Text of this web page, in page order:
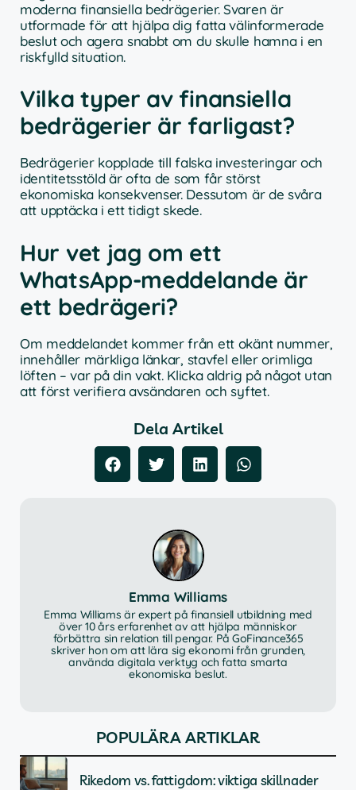
moderna finansiella bedrägerier. Svaren är
utformade för att hjälpa dig fatta välinformerade
beslut och agera snabbt om du skulle hamna i en
riskfylld situation.
Vilka typer av finansiella
bedrägerier är farligast?
Bedrägerier kopplade till falska investeringar och
identitetsstöld är ofta de som får störst
ekonomiska konsekvenser. Dessutom är de svåra
att upptäcka i ett tidigt skede.
Hur vet jag om ett
WhatsApp-meddelande är
ett bedrägeri?
Om meddelandet kommer från ett okänt nummer,
innehåller märkliga länkar, stavfel eller orimliga
löften – var på din vakt. Klicka aldrig på något utan
att först verifiera avsändaren och syftet.
Dela Artikel
Emma Williams
Emma Williams är expert på finansiell utbildning med
över 10 års erfarenhet av att hjälpa människor
förbättra sin relation till pengar. På GoFinance365
skriver hon om att lära sig ekonomi från grunden,
använda digitala verktyg och fatta smarta
ekonomiska beslut.
POPULÄRA ARTIKLAR
Rikedom vs. fattigdom: viktiga skillnader